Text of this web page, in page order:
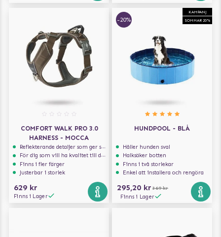
COMFORT WALK PRO 3.0
HARNESS - MOCCA
Reflekterande detaljer som ger synlighet i svagt ljus
För dig som vill ha kvalitet till din hund!
Finns i fler färger
Justerbar i storlek
629 kr
Finns i Lager
KAMPANJ
SOMMAR 20%
-20%
HUNDPOOL - BLÅ
Håller hunden sval
Halksäker botten
Finns i två storlekar
Enkel att installera och rengöra
295,20 kr 369 kr
Finns i Lager